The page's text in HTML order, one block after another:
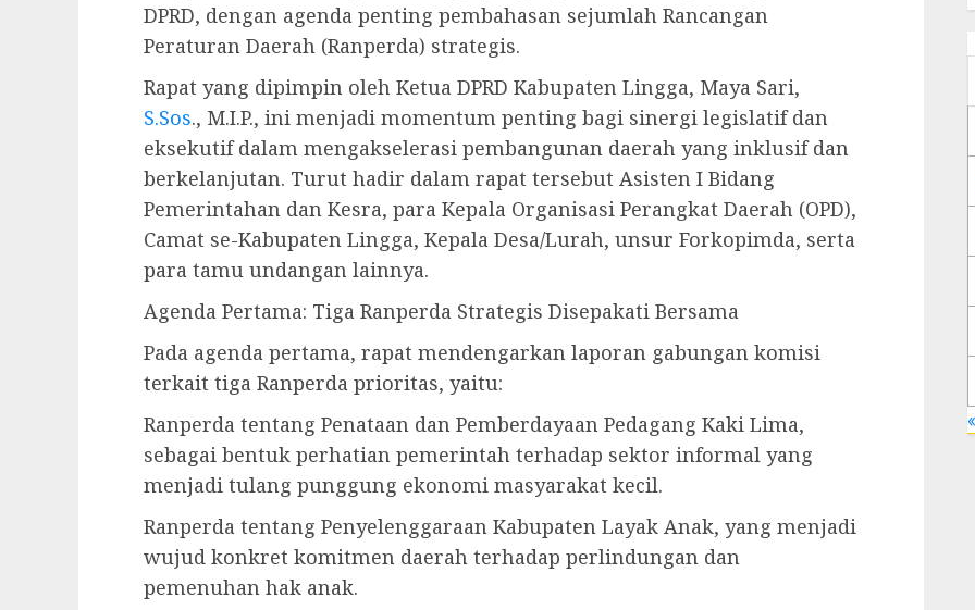
DPRD, dengan agenda penting pembahasan sejumlah Rancangan
Peraturan Daerah (Ranperda) strategis.
Rapat yang dipimpin oleh Ketua DPRD Kabupaten Lingga, Maya Sari,
S.Sos., M.I.P., ini menjadi momentum penting bagi sinergi legislatif dan
eksekutif dalam mengakselerasi pembangunan daerah yang inklusif dan
berkelanjutan. Turut hadir dalam rapat tersebut Asisten I Bidang
Pemerintahan dan Kesra, para Kepala Organisasi Perangkat Daerah (OPD),
Camat se-Kabupaten Lingga, Kepala Desa/Lurah, unsur Forkopimda, serta
para tamu undangan lainnya.
Agenda Pertama: Tiga Ranperda Strategis Disepakati Bersama
Pada agenda pertama, rapat mendengarkan laporan gabungan komisi
terkait tiga Ranperda prioritas, yaitu:
Ranperda tentang Penataan dan Pemberdayaan Pedagang Kaki Lima,
sebagai bentuk perhatian pemerintah terhadap sektor informal yang
menjadi tulang punggung ekonomi masyarakat kecil.
Ranperda tentang Penyelenggaraan Kabupaten Layak Anak, yang menjadi
wujud konkret komitmen daerah terhadap perlindungan dan
pemenuhan hak anak.